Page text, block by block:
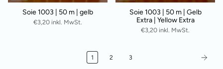
Soie 1003 | 50 m | gelb
€3,20 inkl. MwSt.
Soie 1003 | 50 m | Gelb
Extra | Yellow Extra
€3,20 inkl. MwSt.
1 2 3